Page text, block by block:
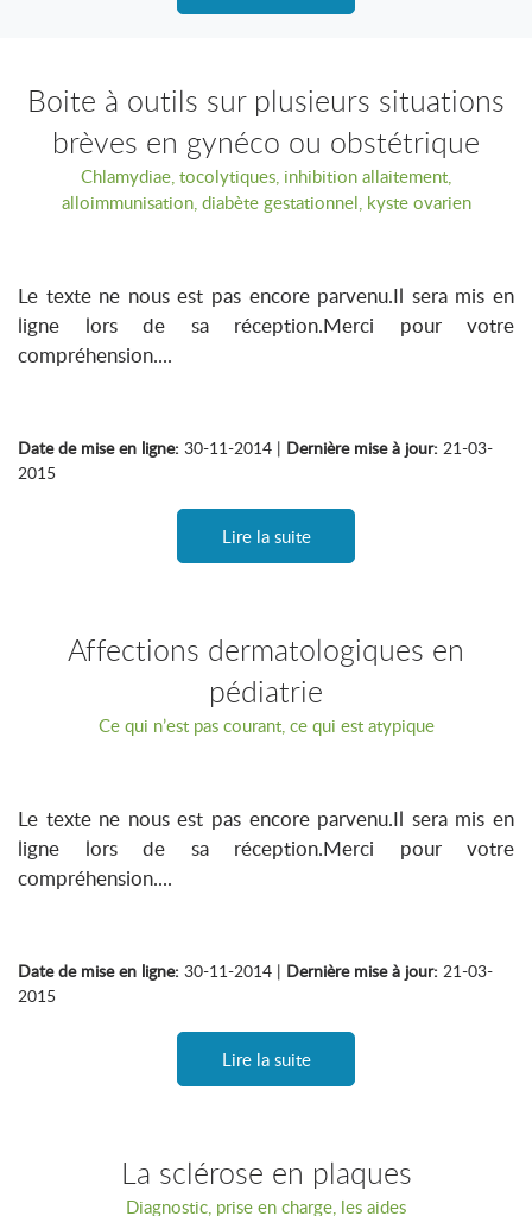
Boite à outils sur plusieurs situations
brèves en gynéco ou obstétrique
Chlamydiae, tocolytiques, inhibition allaitement,
alloimmunisation, diabète gestationnel, kyste ovarien
Le texte ne nous est pas encore parvenu.Il sera mis en
ligne lors de sa réception.Merci pour votre
compréhension....
Date de mise en ligne: 30-11-2014 | Dernière mise à jour: 21-03-
2015
Lire la suite
Affections dermatologiques en
pédiatrie
Ce qui n’est pas courant, ce qui est atypique
Le texte ne nous est pas encore parvenu.Il sera mis en
ligne lors de sa réception.Merci pour votre
compréhension....
Date de mise en ligne: 30-11-2014 | Dernière mise à jour: 21-03-
2015
Lire la suite
La sclérose en plaques
Diagnostic, prise en charge, les aides